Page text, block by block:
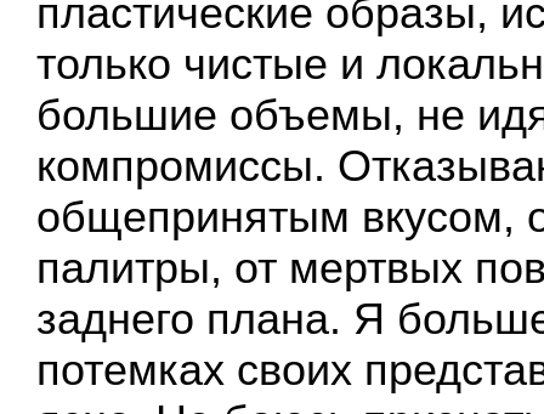
пластические образы,
только чистые и
большие объемы, не
компромиссы.
общепринятым вкусом,
палитры, от мертвых
заднего плана. Я
потемках своих